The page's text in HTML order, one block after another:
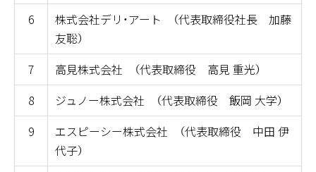
6
株式会社デリ・アート （代表取締役社長 加藤
友聡）
7
高見株式会社 （代表取締役 高見 重光）
8
ジュノー株式会社 （代表取締役 飯岡 大学）
9
エスピーシー株式会社 （代表取締役 中田 伊
代子）